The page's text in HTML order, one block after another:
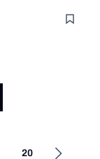
20